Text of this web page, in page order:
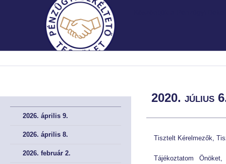
BEMUTATKOZÁS
A Testületről röviden
A Testület története
BEMUTATKOZÁS
A Testületről röviden
A Testület története
2026. április 9.
2026. április 8.
2026. február 2.
2020. július
Tisztelt Kérelmezők,
Tájékoztatom